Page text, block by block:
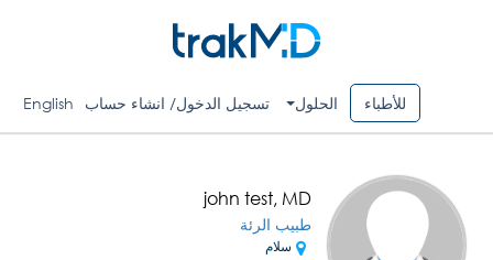
للأطباء الحلول تسجيل الدخول/ انشاء حساب English
john test, MD
طبيب الرئة
سلام